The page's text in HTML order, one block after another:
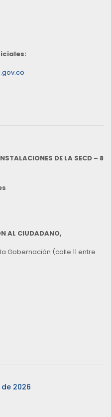
DE LA SECD – 8
AL CIUDADANO,
Gobernación (calle 11 entre
2026